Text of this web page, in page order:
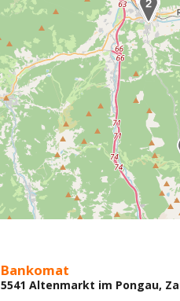
Bankomat
5541 Altenmarkt im Pongau,